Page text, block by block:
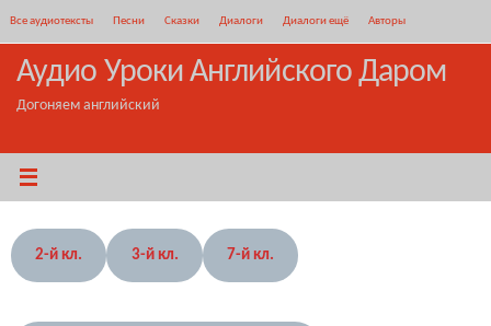
содержимому
Все аудиотексты Песни Сказки Диалоги Диалоги ещё Авторы
Аудио Уроки Английского Даром
Догоняем английский
2-й кл. 3-й кл. 7-й кл.